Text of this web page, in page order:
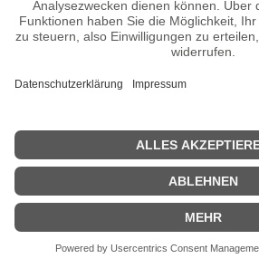
Movies Maria Koschny Filme
n.n.v.